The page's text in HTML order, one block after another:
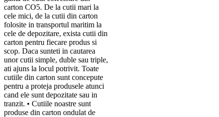
carton CO5. De la cutii mari la
cele mici, de la cutii din carton
folosite in transportul maritim la
cele de depozitare, exista cutii din
carton pentru fiecare produs si
scop. Daca sunteti in cautarea
unor cutii simple, duble sau triple,
ati ajuns la locul potrivit. Toate
cutiile din carton sunt concepute
pentru a proteja produsele atunci
cand ele sunt depozitate sau in
tranzit. • Cutiile noastre sunt
produse din carton ondulat de